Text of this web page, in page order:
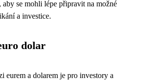
aby se mohli lépe připravit na možné
a investice.
dolar
eurem a dolarem je pro investory a